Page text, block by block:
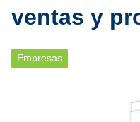
ventas y
Empresas